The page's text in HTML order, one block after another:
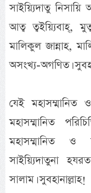
সাইয়্যিদাতু নিসায়ি
আত্ব ত্বইয়্যিবাহ্,
মালিকুল জান্নাহ,
অসংখ্য-অগণিত।
যেই মহাসম্মানিত
মহাসম্মানিত
মহাসম্মানিত ও
সাইয়্যিদাতুনা
সালাম। সুবহানাল্লাহ!